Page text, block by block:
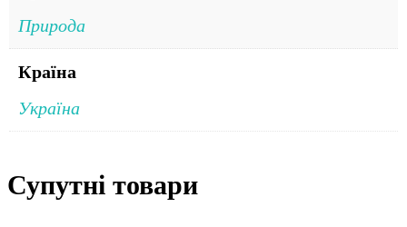
Природа
Країна
Україна
Супутні товари